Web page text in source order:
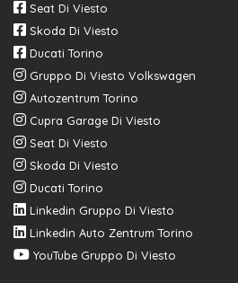
Seat Di Viesto
Skoda Di Viesto
Ducati Torino
Gruppo Di Viesto Volkswagen
Autozentrum Torino
Cupra Garage Di Viesto
Seat Di Viesto
Skoda Di Viesto
Ducati Torino
Linkedin Gruppo Di Viesto
Linkedin Auto Zentrum Torino
YouTube Gruppo Di Viesto